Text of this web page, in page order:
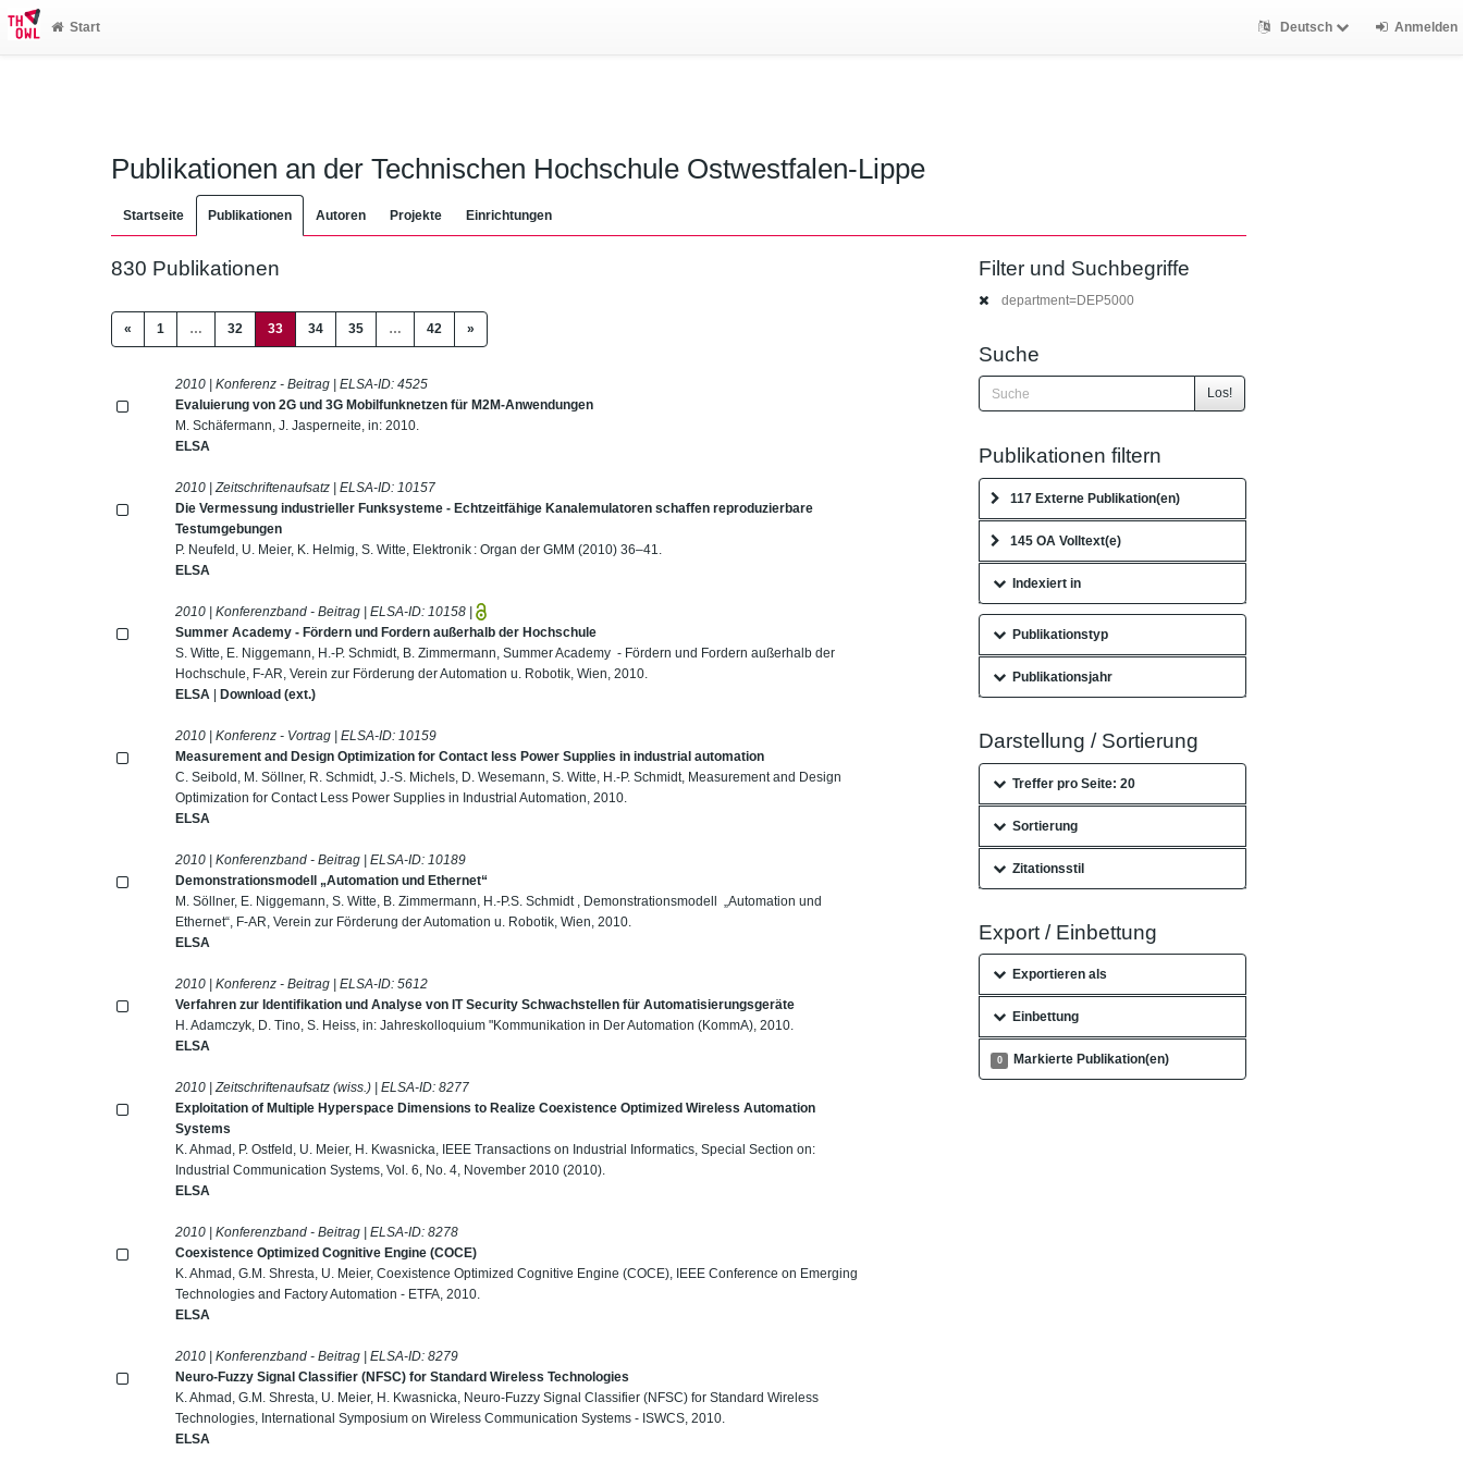
Start Deutsch Anmelden
Publikationen an der Technischen Hochschule Ostwestfalen-Lippe
Startseite Publikationen Autoren Projekte Einrichtungen
830 Publikationen
« 1 … 32 33(current)
34 35 … 42 »
2010 | Konferenz - Beitrag | ELSA-ID:4525
Evaluierung von 2G und 3G Mobilfunknetzen für M2M-Anwendungen
M. Schäfermann, J. Jasperneite, in: 2010.
ELSA
2010 | Zeitschriftenaufsatz | ELSA-ID: 10157
Die Vermessung industrieller Funksysteme - Echtzeitfähige Kanalemulatoren schaffen reproduzierbare
Testumgebungen
P. Neufeld, U. Meier, K. Helmig, S. Witte, Elektronik : Organ der GMM (2010) 36–41.
ELSA
2010 | Konferenzband - Beitrag | ELSA-ID: 10158 |
Summer Academy - Fördern und Fordern außerhalb der Hochschule
S. Witte, E. Niggemann, H.-P. Schmidt, B. Zimmermann, Summer Academy - Fördern und Fordern außerhalb der
Hochschule, F-AR, Verein zur Förderung der Automation u. Robotik, Wien, 2010.
ELSA |Download (ext.)
2010 | Konferenz - Vortrag | ELSA-ID: 10159
Measurement and Design Optimization for Contact less Power Supplies in industrial automation
C. Seibold, M. Söllner, R. Schmidt, J.-S. Michels, D. Wesemann, S. Witte, H.-P. Schmidt, Measurement and Design
Optimization for Contact Less Power Supplies in Industrial Automation, 2010.
ELSA
2010 | Konferenzband - Beitrag | ELSA-ID: 10189
Demonstrationsmodell „Automation und Ethernet“
M. Söllner, E. Niggemann, S. Witte, B. Zimmermann, H.-P.S. Schmidt , Demonstrationsmodell „Automation und
Ethernet“, F-AR, Verein zur Förderung der Automation u. Robotik, Wien, 2010.
ELSA
2010 | Konferenz - Beitrag | ELSA-ID:5612
Verfahren zur Identifikation und Analyse von IT Security Schwachstellen für Automatisierungsgeräte
H. Adamczyk, D. Tino, S. Heiss, in: Jahreskolloquium "Kommunikation in Der Automation (KommA), 2010.
ELSA
2010 | Zeitschriftenaufsatz (wiss.) | ELSA-ID:8277
Exploitation of Multiple Hyperspace Dimensions to Realize Coexistence Optimized Wireless Automation
Systems
K. Ahmad, P. Ostfeld, U. Meier, H. Kwasnicka, IEEE Transactions on Industrial Informatics, Special Section on:
Industrial Communication Systems, Vol. 6, No. 4, November 2010 (2010).
ELSA
2010 | Konferenzband - Beitrag | ELSA-ID:8278
Coexistence Optimized Cognitive Engine (COCE)
K. Ahmad, G.M. Shresta, U. Meier, Coexistence Optimized Cognitive Engine (COCE), IEEE Conference on Emerging
Technologies and Factory Automation - ETFA, 2010.
ELSA
2010 | Konferenzband - Beitrag | ELSA-ID:8279
Neuro-Fuzzy Signal Classifier (NFSC) for Standard Wireless Technologies
K. Ahmad, G.M. Shresta, U. Meier, H. Kwasnicka, Neuro-Fuzzy Signal Classifier (NFSC) for Standard Wireless
Technologies, International Symposium on Wireless Communication Systems - ISWCS, 2010.
ELSA
Filter und Suchbegriffe
department=DEP5000
Suche
Los!
Publikationen filtern
117 Externe Publikation(en)
145 OA Volltext(e)
Indexiert in
Publikationstyp
Publikationsjahr
Darstellung / Sortierung
Treffer pro Seite: 20
Sortierung
Zitationsstil
Export / Einbettung
Exportieren als
Einbettung
0 Markierte Publikation(en)